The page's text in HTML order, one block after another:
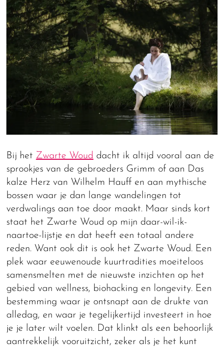
Bij het Zwarte Woud dacht ik altijd vooral aan de
sprookjes van de gebroeders Grimm of aan Das
kalze Herz van Wilhelm Hauff en aan mythische
bossen waar je dan lange wandelingen tot
verdwalings aan toe door maakt. Maar sinds kort
staat het Zwarte Woud op mijn daar-wil-ik-
naartoe-lijstje en dat heeft een totaal andere
reden. Want ook dit is ook het Zwarte Woud. Een
plek waar eeuwenoude kuurtradities moeiteloos
samensmelten met de nieuwste inzichten op het
gebied van wellness, biohacking en longevity. Een
bestemming waar je ontsnapt aan de drukte van
alledag, en waar je tegelijkertijd investeert in hoe
je je later wilt voelen. Dat klinkt als een behoorlijk
aantrekkelijk vooruitzicht, zeker als je het kunt